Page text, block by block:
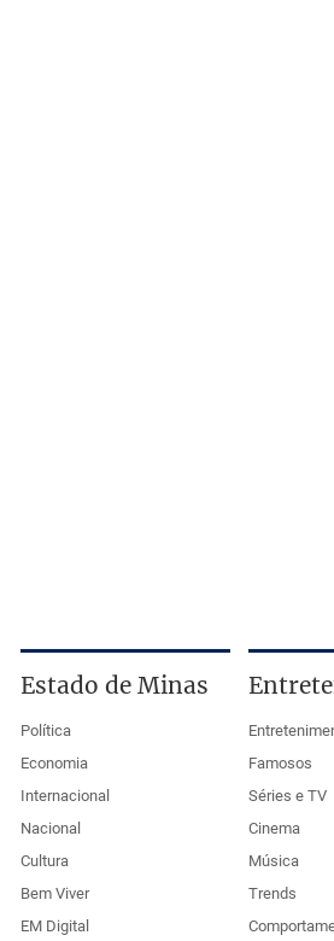
Estado de Minas
Política
Economia
Internacional
Nacional
Cultura
Bem Viver
EM Digital
Famosos
Séries e TV
Cinema
Música
Trends